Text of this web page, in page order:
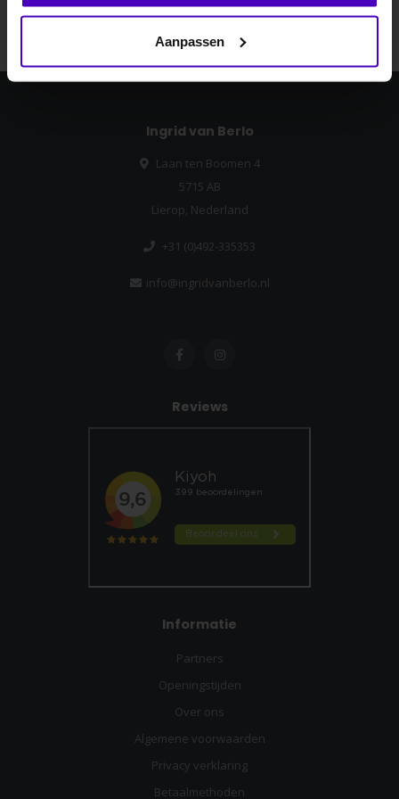
Aanpassen
Abonneer
Ingrid van Berlo
Laan ten Boomen 4
5715 AB
Lierop, Nederland
+31 (0)492-335353
info@ingridvanberlo.nl
Reviews
Informatie
Partners
Openingstijden
Over ons
Algemene voorwaarden
Privacy verklaring
Betaalmethoden